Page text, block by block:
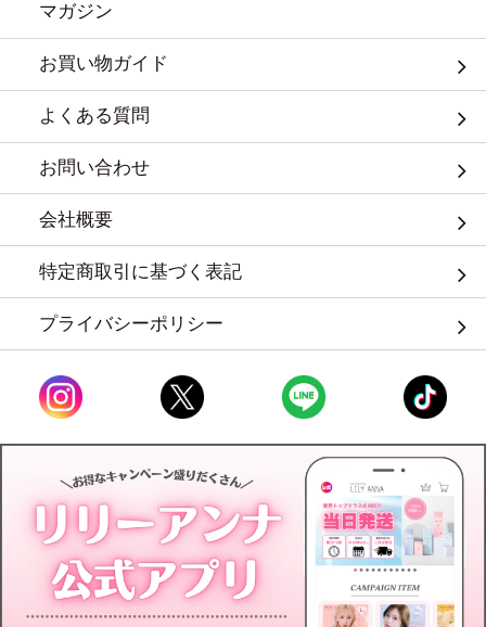
マガジン
お買い物ガイド
よくある質問
お問い合わせ
会社概要
特定商取引に基づく表記
プライバシーポリシー